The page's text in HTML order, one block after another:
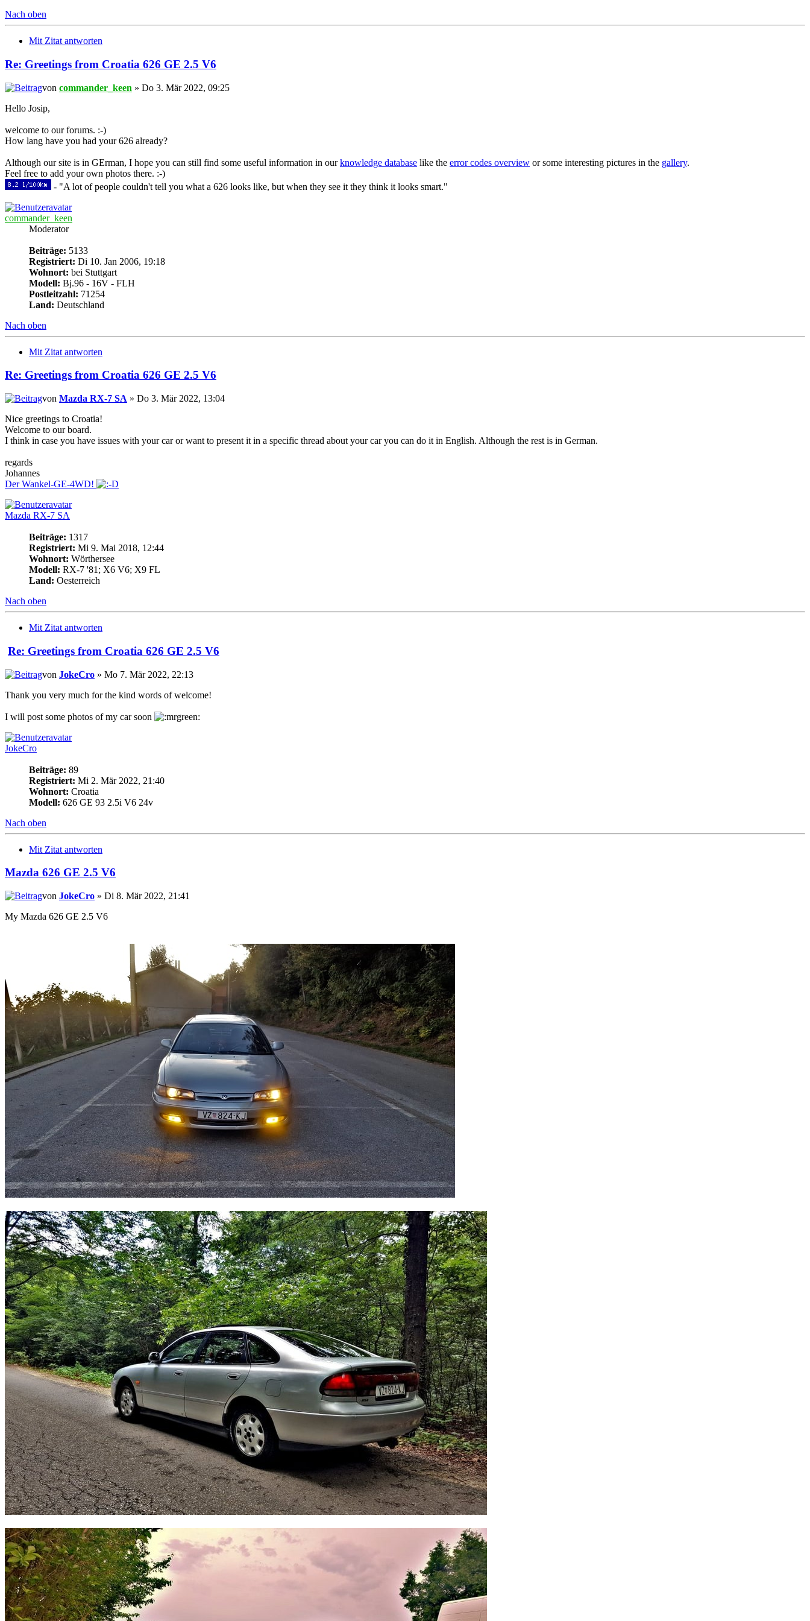
Nach oben
Mit Zitat antworten
Re: Greetings from Croatia 626 GE 2.5 V6
von commander_keen » Do 3. Mär 2022, 09:25
Hello Josip,
welcome to our forums. :-)
How lang have you had your 626 already?
Although our site is in GErman, I hope you can still find some useful information in ourknowledge database like the error codes overview or some interesting pictures in the gallery.
Feel free to add your own photos there. :-)
- "A lot of people couldn't tell you what a 626 looks like, but when they see it they think it looks smart."
commander_keen
Moderator
Beiträge: 5133
Registriert: Di 10. Jan 2006, 19:18
Wohnort: bei Stuttgart
Modell: Bj.96 - 16V - FLH
Postleitzahl: 71254
Land: Deutschland
Nach oben
Mit Zitat antworten
Re: Greetings from Croatia 626 GE 2.5 V6
von Mazda RX-7 SA » Do 3. Mär 2022, 13:04
Nice greetings to Croatia!
Welcome to our board.
I think in case you have issues with your car or want to present it in a specific thread about your car you can do it in English. Although the rest is in German.
regards
Johannes
Der Wankel-GE-4WD!
Mazda RX-7 SA
Beiträge: 1317
Registriert: Mi 9. Mai 2018, 12:44
Wohnort: Wörthersee
Modell: RX-7 '81; X6 V6; X9 FL
Land: Oesterreich
Nach oben
Mit Zitat antworten
Re: Greetings from Croatia 626 GE 2.5 V6
von JokeCro » Mo 7. Mär 2022, 22:13
Thank you very much for the kind words of welcome!
I will post some photos of my car soon
JokeCro
Beiträge: 89
Registriert: Mi 2. Mär 2022, 21:40
Wohnort: Croatia
Modell: 626 GE 93 2.5i V6 24v
Nach oben
Mit Zitat antworten
Mazda 626 GE 2.5 V6
von JokeCro » Di 8. Mär 2022, 21:41
My Mazda 626 GE 2.5 V6